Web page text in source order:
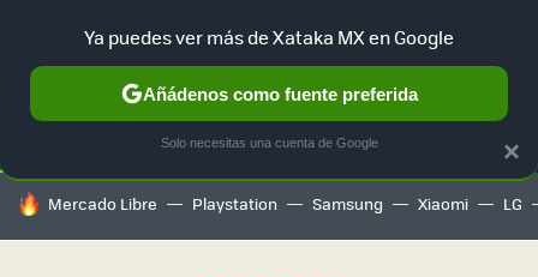
SELECCIÓN GAMING HOME AUTO TERRITORIO
HOY SE HABLA DE
Mercado Libre Playstation Samsung Xiaomi LG
×
Ya puedes ver más de Xataka MX en Google
Añádenos como fuente preferida
Solo necesitas una cuenta de Google